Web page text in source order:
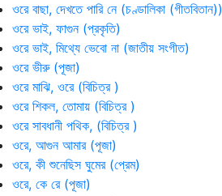
ওরে বাছা, দেখতে পারি নে (চণ্ডালিকা (গীতবিতান))
ওরে ভাই, ফাগুন (প্রকৃতি)
ওরে ভাই, মিথ্যে ভেবো না (জাতীয় সংগীত)
ওরে ভীরু (পূজা)
ওরে মাঝি, ওরে (বিচিত্র )
ওরে শিকল, তোমায় (বিচিত্র )
ওরে সাবধানী পথিক, (বিচিত্র )
ওরে, আগুন আমার (পূজা)
ওরে, কী শুনেছিস ঘুমের (প্রেম)
ওরে, কে রে (পূজা)